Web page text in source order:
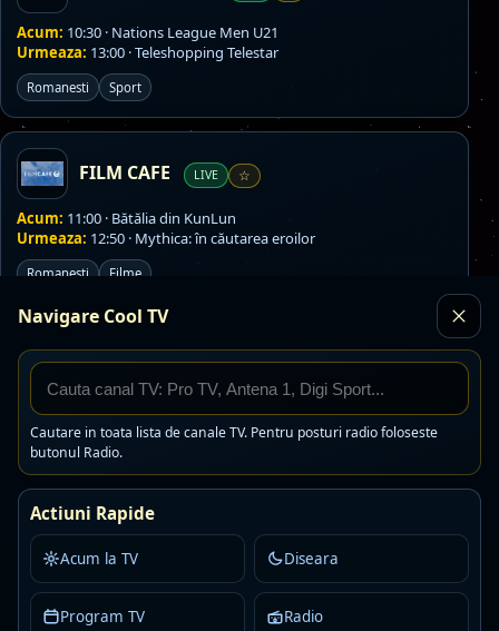
Navigare Cool TV
Cautare in toata lista de canale TV. Pentru posturi radio foloseste
butonul Radio.
Actiuni Rapide
Acum la TV Diseara
Program TV Radio
Acum: 10:30 · Nations League Men U21
Urmeaza: 13:00 · Teleshopping Telestar
Romanesti Sport
FILM CAFE LIVE ☆
Acum: 11:00 · Bătălia din KunLun
Urmeaza: 12:50 · Mythica: în căutarea eroilor
Romanesti Filme
BOLLYWOOD TV LIVE ☆
Acum:
Urmeaza: 12:30 · E viata mea!
Romanesti Generaliste
CRIME & INVESTIGATION
Acum:11:45 · Crime din gelozie • Sez.4, Ep.2
Urmeaza:12:30 · Crime din gelozie • Sez.2, Ep.1